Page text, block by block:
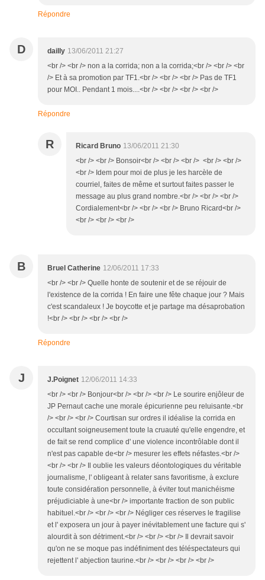
Répondre
D dailly 13/06/2011 21:27
<br /> <br /> non a la corrida; non a la corrida;<br /> <br /> <br
/> Et à sa promotion par TF1.<br /> <br /> <br /> Pas de TF1
pour MOI.. Pendant 1 mois....<br /> <br /> <br /> <br />
Répondre
R Ricard Bruno 13/06/2011 21:30
<br /> <br /> Bonsoir<br /> <br /> <br /> <br /> <br />
<br /> Idem pour moi de plus je les harcèle de
courriel, faites de même et surtout faites passer le
message au plus grand nombre.<br /> <br /> <br />
Cordialement<br /> <br /> <br /> Bruno Ricard<br />
<br /> <br /> <br />
B Bruel Catherine 12/06/2011 17:33
<br /> <br /> Quelle honte de soutenir et de se réjouir de
l'existence de la corrida ! En faire une fête chaque jour ? Mais
c'est scandaleux ! Je boycotte et je partage ma désaprobation
!<br /> <br /> <br /> <br />
Répondre
J J.Poignet 12/06/2011 14:33
<br /> <br /> Bonjour<br /> <br /> <br /> Le sourire enjôleur de
JP Pernaut cache une morale épicurienne peu reluisante.<br
/> <br /> <br /> Courtisan sur ordres il idéalise la corrida en
occultant soigneusement toute la cruauté qu'elle engendre, et
de fait se rend complice d' une violence incontrôlable dont il
n'est pas capable de<br /> mesurer les effets néfastes.<br />
<br /> <br /> Il oublie les valeurs déontologiques du véritable
journalisme, l' obligeant à relater sans favoritisme, à exclure
toute considération personnelle, à éviter tout manichéisme
préjudiciable à une<br /> importante fraction de son public
habituel.<br /> <br /> <br /> Négliger ces réserves le fragilise
et l' exposera un jour à payer inévitablement une facture qui s'
alourdit à son détriment.<br /> <br /> <br /> Il devrait savoir
qu'on ne se moque pas indéfiniment des téléspectateurs qui
rejettent l' abjection taurine.<br /> <br /> <br /> <br />